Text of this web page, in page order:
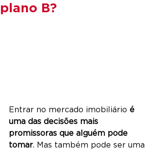
plano B?
Entrar no mercado imobiliário é
uma das decisões mais
promissoras que alguém pode
tomar. Mas também pode ser uma